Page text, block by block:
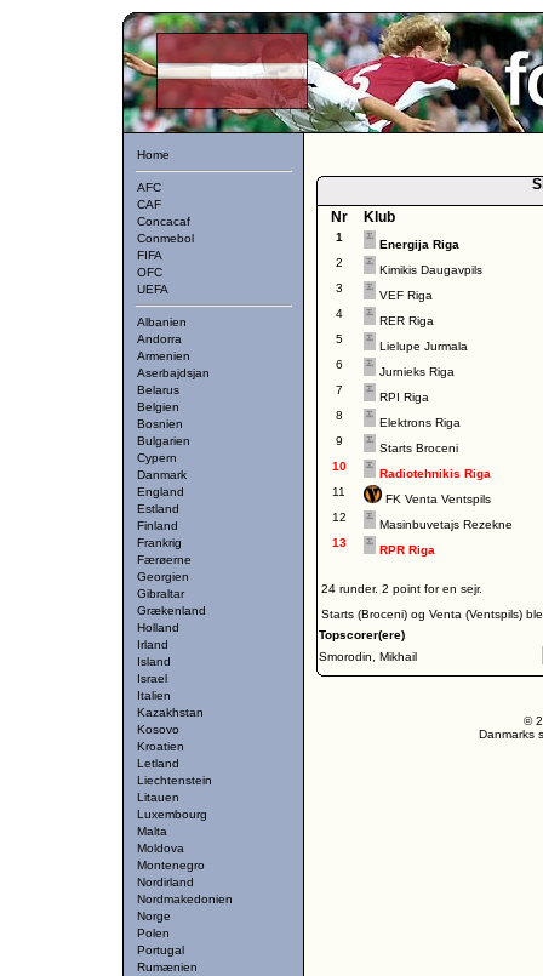
Home
AFC
CAF
Concacaf
Conmebol
FIFA
OFC
UEFA
Albanien
Andorra
Armenien
Aserbajdsjan
Belarus
Belgien
Bosnien
Bulgarien
Cypern
Danmark
England
Estland
Finland
Frankrig
Færøerne
Georgien
Gibraltar
Grækenland
Holland
Irland
Island
Israel
Italien
Kazakhstan
Kosovo
Kroatien
Letland
Liechtenstein
Litauen
Luxembourg
Malta
Moldova
Montenegro
Nordirland
Nordmakedonien
Norge
Polen
Portugal
Rumænien
Nr
Klub
1
Energija Riga
2
Kimikis Daugavpils
3
VEF Riga
4
RER Riga
5
Lielupe Jurmala
6
Jurnieks Riga
7
RPI Riga
8
Elektrons Riga
9
Starts Broceni
10
Radiotehnikis Riga
11
FK Venta Ventspils
12
Masinbuvetajs Rezekne
13
RPR Riga
24 runder. 2 point for en sejr.
Starts (Broceni) og Venta (Ventspils)
Topscorer(ere)
Smorodin, Mikhail
©
Danmarks